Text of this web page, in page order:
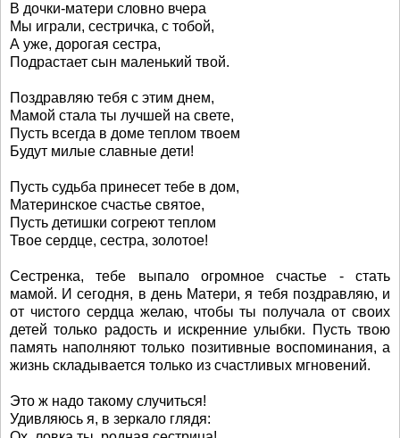
В дочки-матери словно вчера
Мы играли, сестричка, с тобой,
А уже, дорогая сестра,
Подрастает сын маленький твой.
Поздравляю тебя с этим днем,
Мамой стала ты лучшей на свете,
Пусть всегда в доме теплом твоем
Будут милые славные дети!
Пусть судьба принесет тебе в дом,
Материнское счастье святое,
Пусть детишки согреют теплом
Твое сердце, сестра, золотое!
Сестренка, тебе выпало огромное счастье - стать
мамой. И сегодня, в день Матери, я тебя поздравляю, и
от чистого сердца желаю, чтобы ты получала от своих
детей только радость и искренние улыбки. Пусть твою
память наполняют только позитивные воспоминания, а
жизнь складывается только из счастливых мгновений.
Это ж надо такому случиться!
Удивляюсь я, в зеркало глядя: